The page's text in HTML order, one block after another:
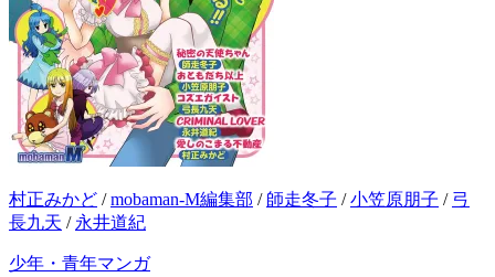
村正みかど /mobaman-M編集部 / 師走冬子 /小笠原朋子 / 弓
長九天 / 永井道紀
少年・青年マンガ